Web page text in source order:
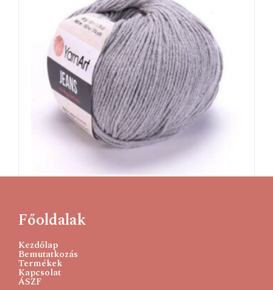
685 Ft
Tovább olvasom
Főoldalak
Kezdőlap
Bemutatkozás
Termékek
Kapcsolat
ÁSZF